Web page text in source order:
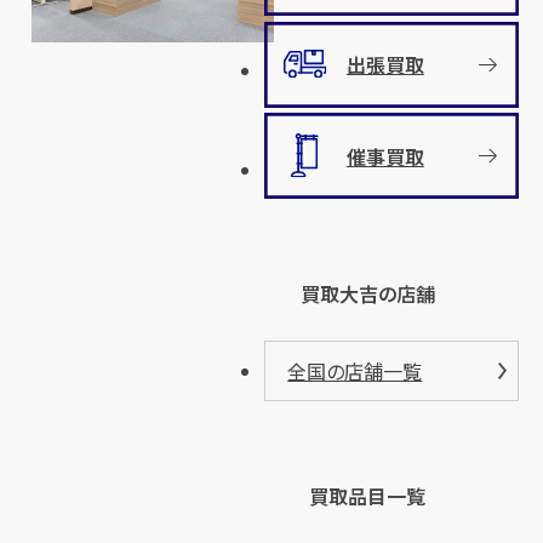
出張買取
催事買取
買取大吉の店舗
全国の店舗一覧
買取品目一覧